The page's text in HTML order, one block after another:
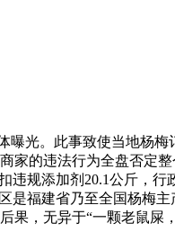
光。此事致使当地杨梅
的违法行为全盘否定整
规添加剂20.1公斤，行
福建省乃至全国杨梅
，无异于“一颗老鼠